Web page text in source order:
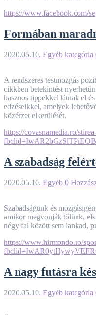
https://www.facebook.com/
Formában
2020.05.10. Egyéb kategória
A rendszeres testmozgás
cikkben betekintést
hasznos tippekkel látnak el
edzéseikkel, amelyek
közérzet elkerülését.
https://covasnamedia.ro/
A szabadság
2020.05.10. Egyéb 0
Szabadságunk és
amikor megvonják tőlünk,
négy fal között sem lankad,
https://www.hirmondo.ro/
A nagy futásra
2020.05.10. Egyéb kategória